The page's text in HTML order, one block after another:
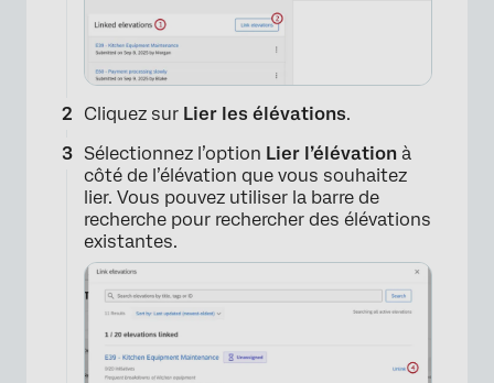
Cliquez sur Lier les élévations.
Sélectionnez l’option Lier l’élévation à
côté de l’élévation que vous souhaitez
lier. Vous pouvez utiliser la barre de
recherche pour rechercher des élévations
existantes.